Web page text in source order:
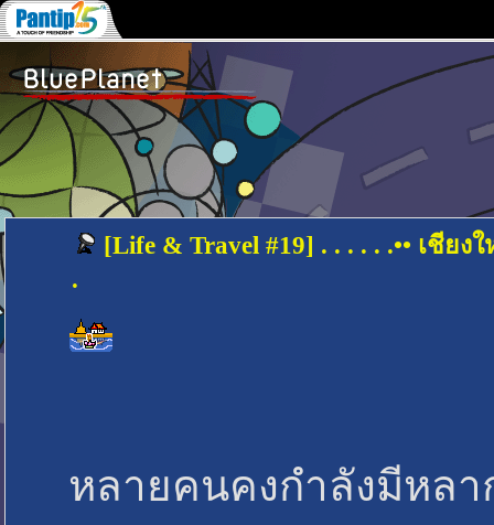
[Life & Travel #19] . . . . . .•• เชียง
.
หลายคนคงกำลังมีหล